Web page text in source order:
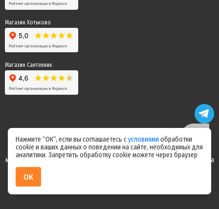
Магазин Хотьково
Магазин Сантехник
Цены на сайте не являются офертой! Актуальные цены уточняйте у
менеджера после оформления заказа! Спасибо за понимание! Команда
Нажмите “ОК”, если вы соглашаетесь сусловиями обработки
cookie и ваших данных о поведении на сайте, необходимых для
аналитики. Запретить обработку cookie можете через браузер
ОК